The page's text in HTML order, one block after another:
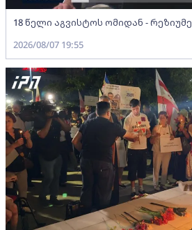
18 წელი აგვისტოს ომიდან - რეზიუმე
2026/08/07 19:55